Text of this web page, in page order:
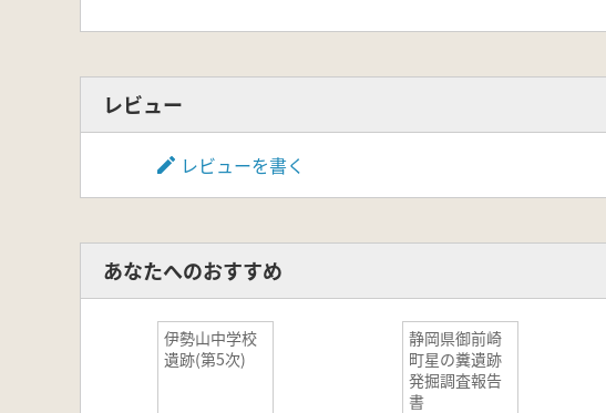
レビュー
レビューを書く
あなたへのおすすめ
伊勢山中学校
遺跡(第5次)
静岡県御前崎
町星の糞遺跡
発掘調査報告
書